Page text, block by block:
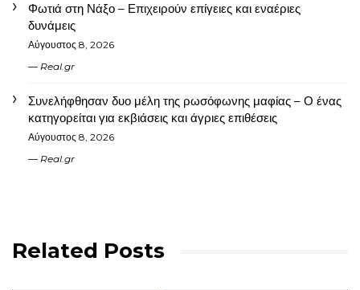
Φωτιά στη Νάξο – Επιχειρούν επίγειες και εναέριες
δυνάμεις
Αύγουστος 8, 2026
Real.gr
Συνελήφθησαν δυο μέλη της ρωσόφωνης μαφίας – Ο ένας
κατηγορείται για εκβιάσεις και άγριες επιθέσεις
Αύγουστος 8, 2026
Real.gr
Related Posts